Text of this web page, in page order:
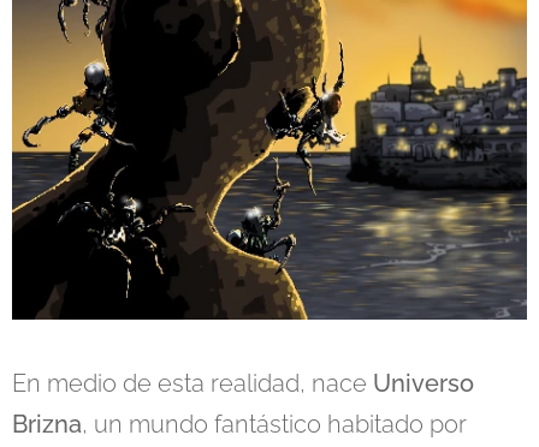
En medio de esta realidad, nace Universo
Brizna, un mundo fantástico habitado por